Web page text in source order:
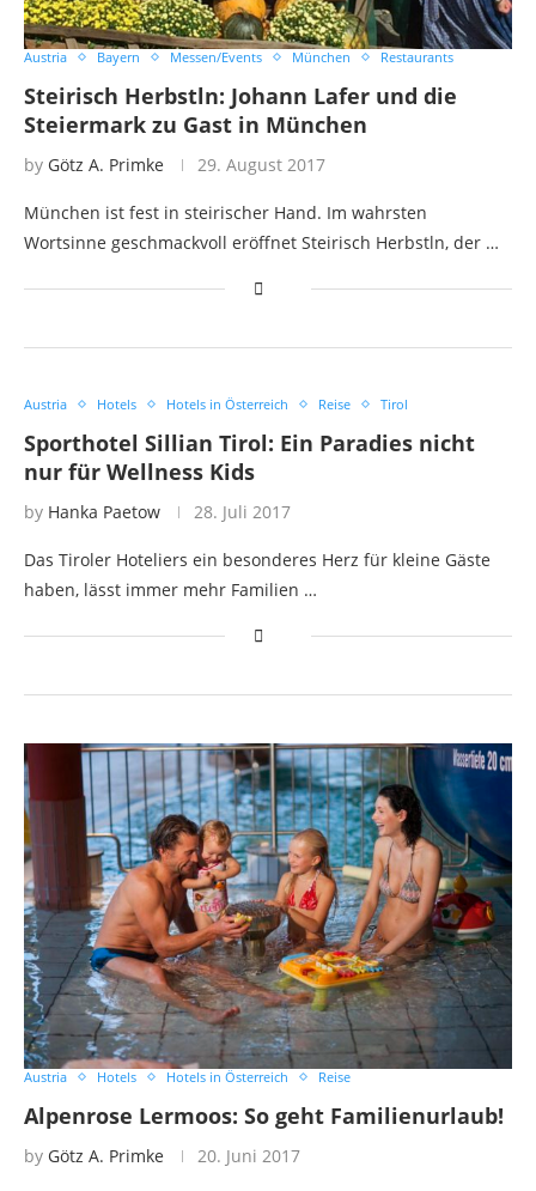
Austria Bayern Messen/Events München Restaurants
Steirisch Herbstln: Johann Lafer und die
Steiermark zu Gast in München
by Götz A. Primke 29. August 2017
München ist fest in steirischer Hand. Im wahrsten
Wortsinne geschmackvoll eröffnet Steirisch Herbstln, der …
Austria Hotels Hotels in Österreich Reise Tirol
Sporthotel Sillian Tirol: Ein Paradies nicht
nur für Wellness Kids
by Hanka Paetow 28. Juli 2017
Das Tiroler Hoteliers ein besonderes Herz für kleine Gäste
haben, lässt immer mehr Familien …
Austria Hotels Hotels in Österreich Reise
Alpenrose Lermoos: So geht Familienurlaub!
by Götz A. Primke 20. Juni 2017